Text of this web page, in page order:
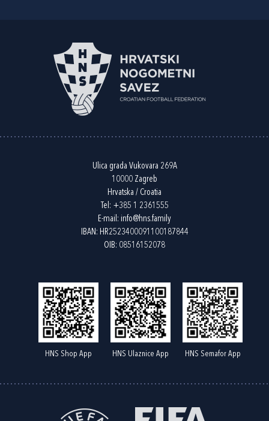
Ulica grada Vukovara 269A
10000 Zagreb
Hrvatska / Croatia
Tel: +385 1 2361555
E-mail: info@hns.family
IBAN: HR2523400091100187844
OIB: 08516152078
HNS Shop App HNS Ulaznice App HNS Semafor App